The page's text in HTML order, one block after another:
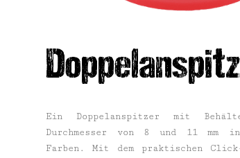
Ein Doppelanspitzer mit
Durchmesser von 8 und 11 mm
Farben. Mit dem praktischen